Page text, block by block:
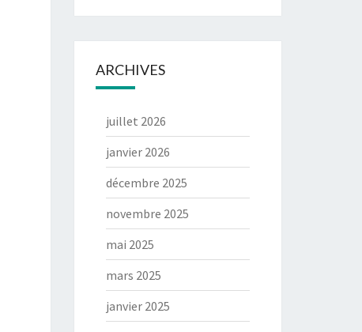
ARCHIVES
juillet 2026
janvier 2026
décembre 2025
novembre 2025
mai 2025
mars 2025
janvier 2025